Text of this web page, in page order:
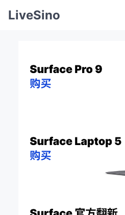
LiveSino